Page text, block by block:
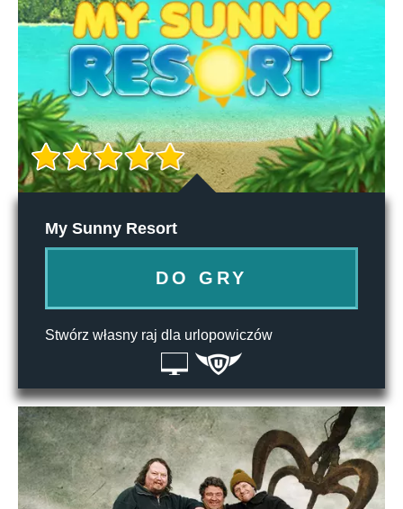
My Sunny Resort
DO GRY
Stwórz własny raj dla urlopowiczów